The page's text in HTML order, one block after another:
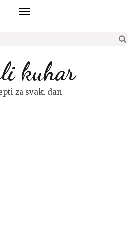
Search
kuhar
za svaki dan